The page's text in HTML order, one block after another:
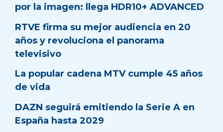
por la imagen: llega HDR10+ ADVANCED
RTVE firma su mejor audiencia en 20
años y revoluciona el panorama
televisivo
La popular cadena MTV cumple 45 años
de vida
DAZN seguirá emitiendo la Serie A en
España hasta 2029